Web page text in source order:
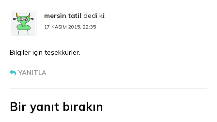
mersin tatil dedi ki:
17 KASIM 2015, 22:35
Bilgiler için teşekkürler.
YANITLA
Bir yanıt bırakın